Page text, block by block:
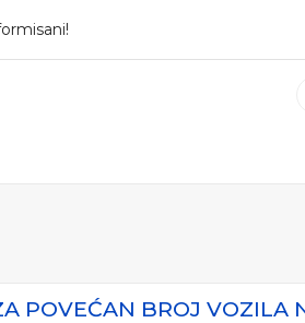
POVEĆAN BROJ VOZILA